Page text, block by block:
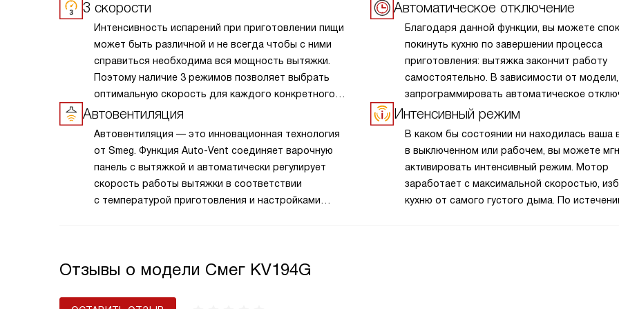
3 скорости
Интенсивность испарений при приготовлении пищи
может быть различной и не всегда чтобы с ними
справиться необходима вся мощность вытяжки.
Поэтому наличие 3 режимов позволяет выбрать
оптимальную скорость для каждого конкретного
случая.
Автовентиляция
Автовентиляция — это инновационная технология
от Smeg. Функция Auto-Vent соединяет варочную
панель с вытяжкой и автоматически регулирует
скорость работы вытяжки в соответствии
с температурой приготовления и настройками
Автоматическое отключение
Благодаря данной функции, вы можете
покинуть кухню по завершении процесса
приготовления: вытяжка закончит работу
самостоятельно. В зависимости от
запрограммировать автоматическое
и мотора, и подсветки на период от 10
Интенсивный режим
В каком бы состоянии ни находилась ваша
в выключенном или рабочем, вы можете
активировать интенсивный режим. Мотор
заработает с максимальной скоростью,
кухню от самого густого дыма. По
Отзывы о модели Смег KV194G